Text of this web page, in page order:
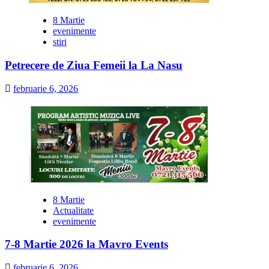
8 Martie
evenimente
stiri
Petrecere de Ziua Femeii la La Nasu
februarie 6, 2026
8 Martie
Actualitate
evenimente
7-8 Martie 2026 la Mavro Events